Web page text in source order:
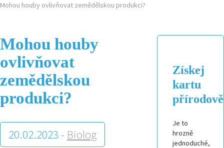
Mohou houby ovlivňovat zemědělskou produkci?
Mohou houby
ovlivňovat
zemědělskou
produkci?
20.02.2023 - Biolog
Získej
kartu
Je to
hrozně
jednoduché,